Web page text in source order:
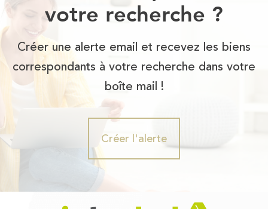
votre recherche ?
Créer une alerte email et recevez les biens
correspondants à votre recherche dans votre
boîte mail !
Créer l'alerte